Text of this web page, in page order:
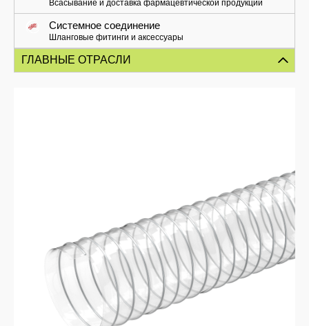
Всасывание и доставка фармацевтической продукции
Системное соединение
Шланговые фитинги и аксессуары
ГЛАВНЫЕ ОТРАСЛИ
Жидкости
Судостроительная промышленность
промышленность